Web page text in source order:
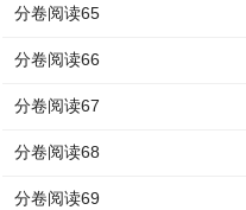
分卷阅读65
分卷阅读66
分卷阅读67
分卷阅读68
分卷阅读69